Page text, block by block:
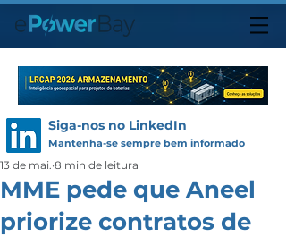
Siga-nos no LinkedIn
Mantenha-se sempre bem informado
MME pede que Aneel
priorize contratos de
13 de mai. 8 min de leitura